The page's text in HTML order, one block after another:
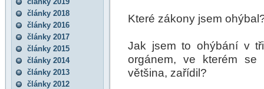
články 2018
články 2016
články 2017
články 2015
články 2014
články 2013
články 2012
Které zákony jsem
Jak jsem to ohýbání v
orgánem, ve kterém
většina, zařídil?